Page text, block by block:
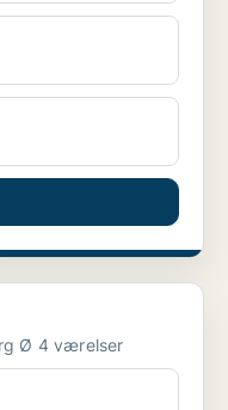
Andelsbolig til salg i 6705 Esbjerg Ø 4 værelser